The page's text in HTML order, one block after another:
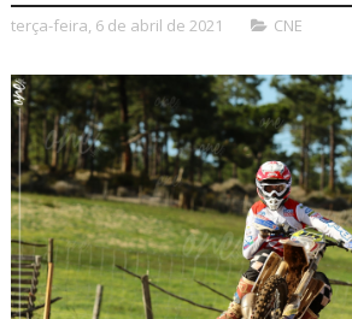
terça-feira, 6 de abril de 2021 CNE